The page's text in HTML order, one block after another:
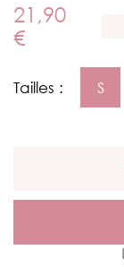
21,90
€
Tailles : S